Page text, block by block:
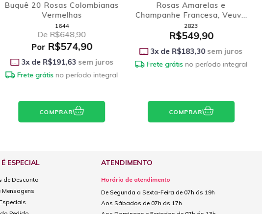
Buquê 20 Rosas Colombianas
Vermelhas
1644
De R$648,90
PorR$574,90
3x de R$191,63sem juros
Frete grátis no período integral
COMPRAR
Rosas Amarelas e
Champanhe Francesa, Veuve
du Vernay e Ferrero
2823
R$549,90
3x de R$183,30sem juros
Frete grátis no período integral
COMPRAR
ESPECIAL
de Desconto
Mensagens
ATENDIMENTO
Horário de atendimento
De Segunda a Sexta-Feira de 07h ás 19h
Aos Sábados de 07h ás 17h